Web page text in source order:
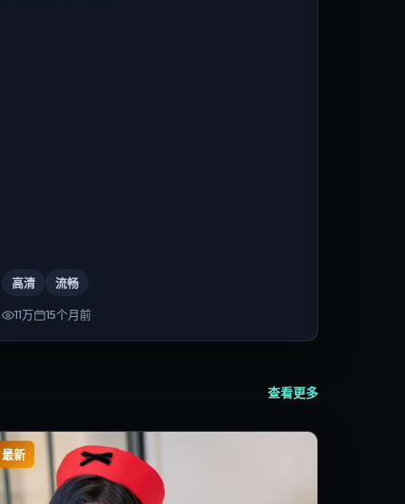
高清 流畅
11万 15个月前
查看更多
最新